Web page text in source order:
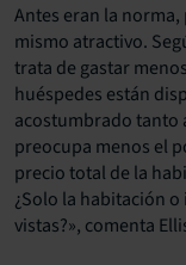
Antes eran la
mismo atractivo.
trata de gastar
huéspedes están
acostumbrado tanto
preocupa menos el
precio total de la
¿Solo la habitación
vistas?», comenta